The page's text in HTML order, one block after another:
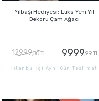
Yılbaşı Hediyesi: Lüks Yeni Yıl
Dekoru Çam Ağacı
12999,00 TL 9999,99 TL
İstanbul İçi Aynı Gün Teslimat